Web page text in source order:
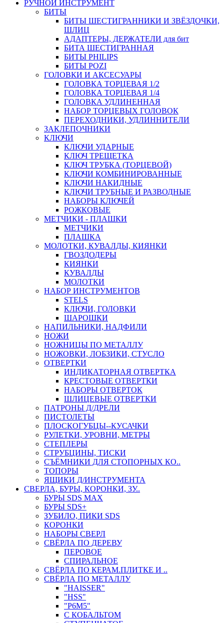
РУЧНОЙ ИНСТРУМЕНТ
БИТЫ
БИТЫ ШЕСТИГРАННИКИ И ЗВЁЗДОЧКИ,
ШЛИЦ
АДАПТЕРЫ, ДЕРЖАТЕЛИ для бит
БИТА ШЕСТИГРАННАЯ
БИТЫ PHILIPS
БИТЫ POZI
ГОЛОВКИ И АКСЕСУАРЫ
ГОЛОВКА ТОРЦЕВАЯ 1/2
ГОЛОВКА ТОРЦЕВАЯ 1/4
ГОЛОВКА УДЛИНЕННАЯ
НАБОР ТОРЦЕВЫХ ГОЛОВОК
ПЕРЕХОДНИКИ, УДЛИННИТЕЛИ
ЗАКЛЕПОЧНИКИ
КЛЮЧИ
КЛЮЧИ УДАРНЫЕ
КЛЮЧ ТРЕЩЕТКА
КЛЮЧ ТРУБКА (ТОРЦЕВОЙ)
КЛЮЧИ КОМБИНИРОВАННЫЕ
КЛЮЧИ НАКИДНЫЕ
КЛЮЧИ ТРУБНЫЕ И РАЗВОДНЫЕ
НАБОРЫ КЛЮЧЕЙ
РОЖКОВЫЕ
МЕТЧИКИ - ПЛАШКИ
МЕТЧИКИ
ПЛАШКА
МОЛОТКИ, КУВАЛДЫ, КИЯНКИ
ГВОЗДОДЕРЫ
КИЯНКИ
КУВАЛДЫ
МОЛОТКИ
НАБОР ИНСТРУМЕНТОВ
STELS
КЛЮЧИ, ГОЛОВКИ
ШАРОШКИ
НАПИЛЬНИКИ, НАДФИЛИ
НОЖИ
НОЖНИЦЫ ПО МЕТАЛЛУ
НОЖОВКИ, ЛОБЗИКИ, СТУСЛО
ОТВЕРТКИ
ИНДИКАТОРНАЯ ОТВЕРТКА
КРЕСТОВЫЕ ОТВЕРТКИ
НАБОРЫ ОТВЕРТОК
ШЛИЦЕВЫЕ ОТВЕРТКИ
ПАТРОНЫ Д/ДРЕЛИ
ПИСТОЛЕТЫ
ПЛОСКОГУБЦЫ--КУСАЧКИ
РУЛЕТКИ, УРОВНИ, МЕТРЫ
СТЕПЛЕРЫ
СТРУБЦИНЫ, ТИСКИ
СЪЁМНИКИ ДЛЯ СТОПОРНЫХ КО..
ТОПОРЫ
ЯЩИКИ Д/ИНСТРУМЕНТА
СВЕРЛА, БУРЫ, КОРОНКИ, ЗУ..
БУРЫ SDS MAX
БУРЫ SDS+
ЗУБИЛО, ПИКИ SDS
КОРОНКИ
НАБОРЫ СВЕРЛ
СВЁРЛА ПО ДЕРЕВУ
ПЕРОВОЕ
СПИРАЛЬНОЕ
СВЁРЛА ПО КЕРАМ.ПЛИТКЕ И ..
СВЁРЛА ПО МЕТАЛЛУ
"HAISSER"
"HSS"
"Р6М5"
С КОБАЛЬТОМ